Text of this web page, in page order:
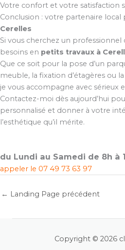
Votre confort et votre satisfaction
Conclusion : votre partenaire local
Cerelles
Si vous cherchez un
besoins en petits travaux à
Que ce soit pour la pose d’un
meuble, la fixation d’étagères ou
je vous accompagne avec sérieux
Contactez-moi dès aujourd’hui
personnalisé et donner à votre
l’esthétique qu’il mérite.
du Lundi au Samedi de 8h à
appeler le 07 49 73 63 97
← Landing Page précédent
Copyright © 2026